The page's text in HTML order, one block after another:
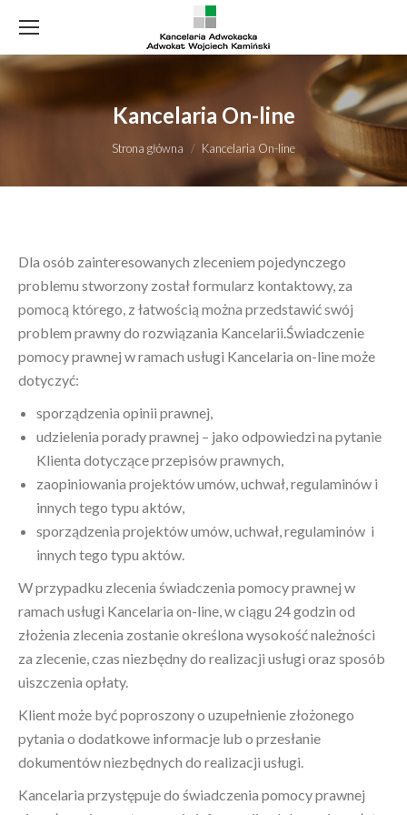
Kancelaria On-line
Jesteś tutaj:
Strona główna Kancelaria On-line
Dla osób zainteresowanych zleceniem pojedynczego
problemu stworzony został formularz kontaktowy, za
pomocą którego, z łatwością można przedstawić swój
problem prawny do rozwiązania Kancelarii.Świadczenie
pomocy prawnej w ramach usługi Kancelaria on-line może
dotyczyć:
sporządzenia opinii prawnej,
udzielenia porady prawnej – jako odpowiedzi na pytanie
Klienta dotyczące przepisów prawnych,
zaopiniowania projektów umów, uchwał, regulaminów i
innych tego typu aktów,
sporządzenia projektów umów, uchwał, regulaminów i
innych tego typu aktów.
W przypadku zlecenia świadczenia pomocy prawnej w
ramach usługi Kancelaria on-line, w ciągu 24 godzin od
złożenia zlecenia zostanie określona wysokość należności
za zlecenie, czas niezbędny do realizacji usługi oraz sposób
uiszczenia opłaty.
Klient może być poproszony o uzupełnienie złożonego
pytania o dodatkowe informacje lub o przesłanie
dokumentów niezbędnych do realizacji usługi.
Kancelaria przystępuje do świadczenia pomocy prawnej